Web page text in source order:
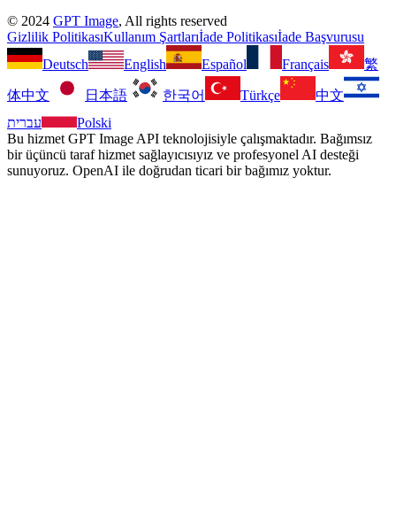
© 2024 GPT Image, All rights reserved
Gizlilik PolitikasıKullanım Şartlarıİade Politikasıİade Başvurusu
Deutsch
English Español Français 繁
体中文 日本語 한국어 Türkçe
中文
עברית
Polski
Bu hizmet GPT Image API teknolojisiyle çalışmaktadır. Bağımsız
bir üçüncü taraf hizmet sağlayıcısıyız ve profesyonel AI desteği
sunuyoruz. OpenAI ile doğrudan ticari bir bağımız yoktur.